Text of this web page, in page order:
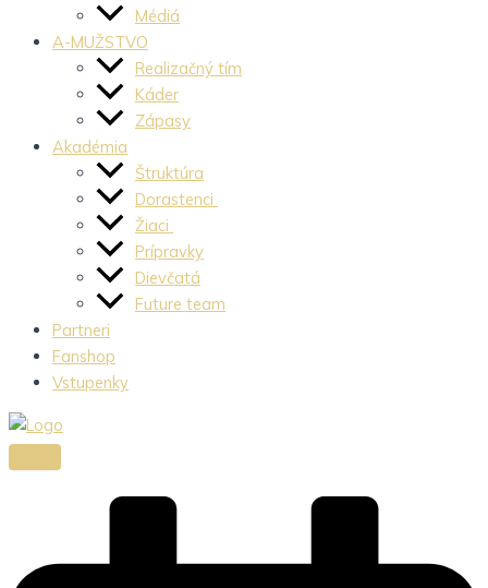
Médiá
A-MUŽSTVO
Realizačný tím
Káder
Zápasy
Akadémia
Štruktúra
Dorastenci
Žiaci
Prípravky
Dievčatá
Future team
Partneri
Fanshop
Vstupenky